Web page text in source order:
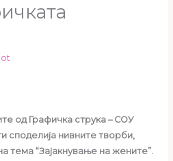
од Графичка струка – СОУ
споделија нивните творби,
тема “Зајакнување на жените”.